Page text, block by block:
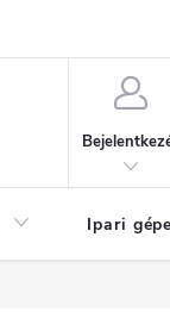
Ipari